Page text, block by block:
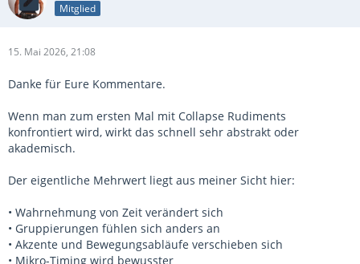
Mitglied
15. Mai 2026, 21:08
Danke für Eure Kommentare.
Wenn man zum ersten Mal mit Collapse Rudiments
konfrontiert wird, wirkt das schnell sehr abstrakt oder
akademisch.
Der eigentliche Mehrwert liegt aus meiner Sicht hier:
• Wahrnehmung von Zeit verändert sich
• Gruppierungen fühlen sich anders an
• Akzente und Bewegungsabläufe verschieben sich
• Mikro-Timing wird bewusster